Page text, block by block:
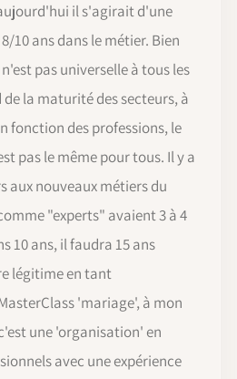
il s'agirait d'une
10 ans dans le métier. Bien
pas universelle à tous les
la maturité des secteurs, à
fonction des professions, le
pas le même pour tous. Il y a
aux nouveaux métiers du
"experts" avaient 3 à 4
10 ans, il faudra 15 ans
légitime en tant
'mariage', à mon
une 'organisation' en
avec une expérience